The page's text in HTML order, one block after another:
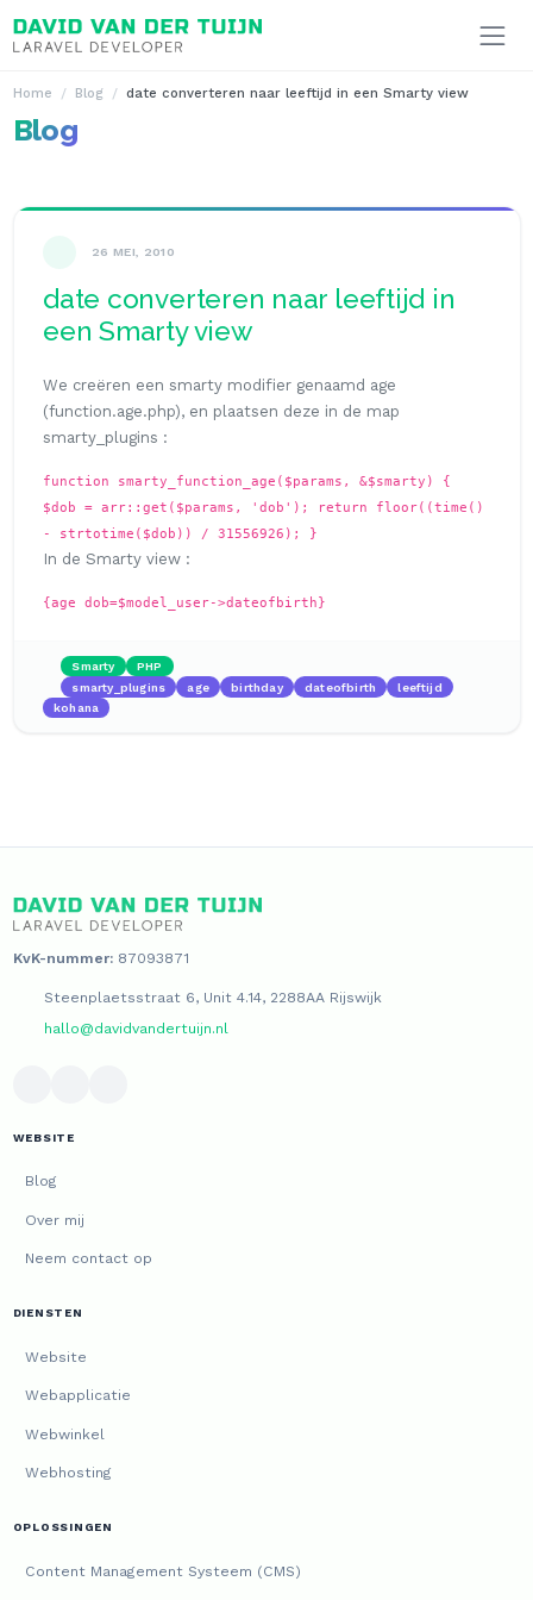
Ga naar inhoud
Home Blog date converteren naar leeftijd in een Smarty view
Blog
26 MEI, 2010
date converteren naar leeftijd in
een Smarty view
We creëren een smarty modifier genaamd age
(function.age.php), en plaatsen deze in de map
smarty_plugins :
function smarty_function_age($params, &$smarty) {
$dob = arr::get($params, 'dob'); return floor((time()
- strtotime($dob)) / 31556926); }
In de Smarty view :
{age dob=$model_user->dateofbirth}
Smarty
PHP
smarty_plugins
age birthday dateofbirth
leeftijd
kohana
KvK-nummer:87093871
Steenplaetsstraat 6, Unit 4.14, 2288AA Rijswijk
hallo@davidvandertuijn.nl
WEBSITE
Blog
Over mij
Neem contact op
DIENSTEN
Website
Webapplicatie
Webwinkel
Webhosting
OPLOSSINGEN
Content Management Systeem (CMS)